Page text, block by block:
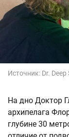
Источник: Dr.
На дно Доктор
архипелага
глубине 30